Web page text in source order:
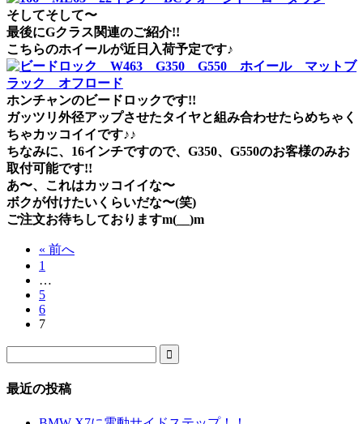
そしてそして〜
最後にGクラス関連のご紹介!!
こちらのホイールが近日入荷予定です♪
ホンチャンのビードロックです!!
ガッツリ外径アップさせたタイヤと組み合わせたらめちゃく
ちゃカッコイイです♪♪
ちなみに、16インチですので、G350、G550のお客様のみお
取付可能です!!
あ〜、これはカッコイイな〜
ボクが付けたいくらいだな〜(笑)
ご注文お待ちしておりますm(__)m
« 前へ
1
…
5
6
7

最近の投稿